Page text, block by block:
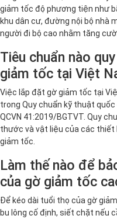
giảm tốc độ phương tiện như
khu dân cư, đường nội bộ nhà
người đi bộ cao nhằm tăng
Tiêu chuẩn nào
giảm tốc tại Việt
Việc lắp đặt gờ giảm tốc tại
trong Quy chuẩn kỹ thuật
QCVN 41:2019/BGTVT. Quy
thước và vật liệu của các thiết
giảm tốc.
Làm thế nào để
của gờ giảm tốc
Để kéo dài tuổi thọ của gờ
bu lông cố định, siết chặt nếu